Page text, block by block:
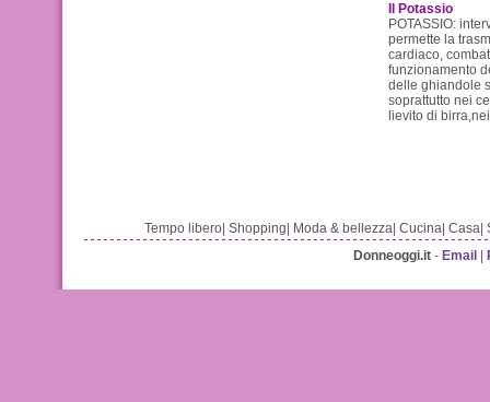
Il Potassio
POTASSIO:
permette la
cardiaco,
funzionamento
delle ghiandole
soprattutto nei
lievito di
Tempo libero Shopping Moda & bellezza Cucina Casa
Donneoggi.it - Email